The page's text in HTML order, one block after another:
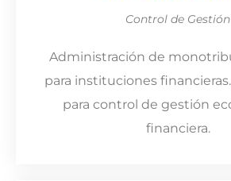
Control de Gestión
Administración de
para instituciones
para control de gestión
financiera.